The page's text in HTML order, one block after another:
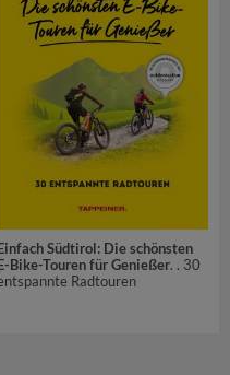
Südtirol: Die schönsten
Bike-Touren für Genießer. . 30
Radtouren